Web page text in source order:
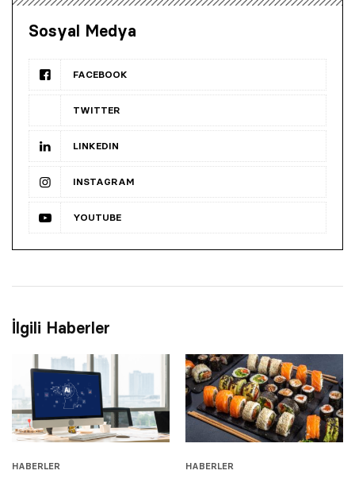
Sosyal Medya
FACEBOOK
TWITTER
LINKEDIN
INSTAGRAM
YOUTUBE
İlgili Haberler
HABERLER HABERLER